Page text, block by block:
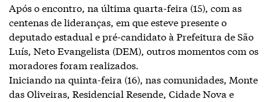
Após o encontro, na última quarta-feira (15), com as
centenas de lideranças, em que esteve presente o
deputado estadual e pré-candidato à Prefeitura de São
Luís, Neto Evangelista (DEM), outros momentos com os
moradores foram realizados.
Iniciando na quinta-feira (16), nas comunidades, Monte
das Oliveiras, Residencial Resende, Cidade Nova e